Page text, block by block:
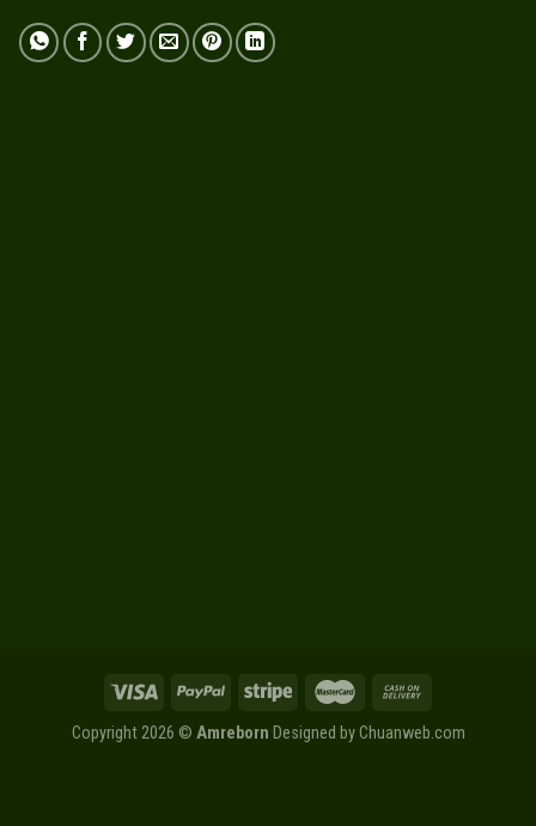
Copyright 2026 © Amreborn Designed byChuanweb.com